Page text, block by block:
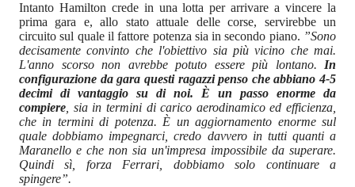
Intanto Hamilton crede in una lotta per arrivare a vincere la
prima gara e, allo stato attuale delle corse, servirebbe un
circuito sul quale il fattore potenza sia in secondo piano. ”Sono
decisamente convinto che l'obiettivo sia più vicino che mai.
L'anno scorso non avrebbe potuto essere più lontano. In
configurazione da gara questi ragazzi penso che abbiano 4-5
decimi di vantaggio su di noi. È un passo enorme da
compiere , sia in termini di carico aerodinamico ed efficienza,
che in termini di potenza. È un aggiornamento enorme sul
quale dobbiamo impegnarci, credo davvero in tutti quanti a
Maranello e che non sia un'impresa impossibile da superare.
Quindi sì, forza Ferrari, dobbiamo solo continuare a
spingere”.